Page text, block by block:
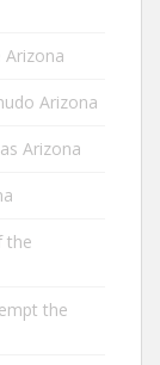
Arizona
Arizona
Arizona
the
the